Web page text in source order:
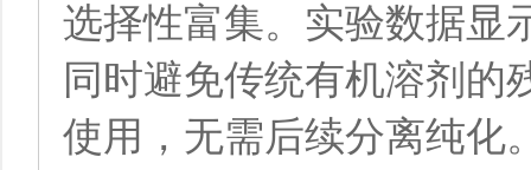
选择性富集。实验数据显
同时避免传统有机溶剂的
使用，无需后续分离纯化